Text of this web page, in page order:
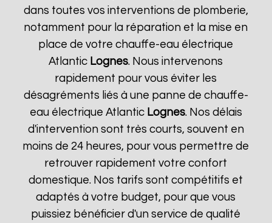
dans toutes vos interventions de plomberie,
notamment pour la réparation et la mise en
place de votre chauffe-eau électrique
Atlantic Lognes. Nous intervenons
rapidement pour vous éviter les
désagréments liés à une panne de chauffe-
eau électrique Atlantic Lognes. Nos délais
d'intervention sont très courts, souvent en
moins de 24 heures, pour vous permettre de
retrouver rapidement votre confort
domestique. Nos tarifs sont compétitifs et
adaptés à votre budget, pour que vous
puissiez bénéficier d'un service de qualité